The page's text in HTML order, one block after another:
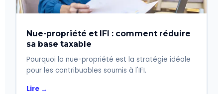
Nue-propriété et IFI : comment réduire
sa base taxable
Pourquoi la nue-propriété est la stratégie idéale
pour les contribuables soumis à l'IFI.
Lire →